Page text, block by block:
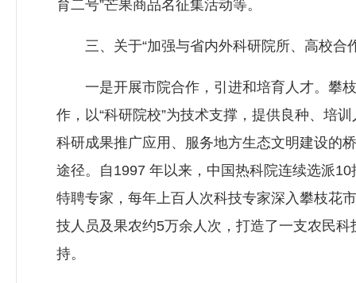
育二号”芒果商品名征集活动等。
三、关于“加强与省内外科研院所、高校合
一是开展市院合作，引进和培育人才。攀枝
作，以“科研院校”为技术支撑，提供良种、培
科研成果推广应用、服务地方生态文明建设的
途径。自1997 年以来，中国热科院连续选派
特聘专家，每年上百人次科技专家深入攀枝花
技人员及果农约5万余人次，打造了一支农民
持。